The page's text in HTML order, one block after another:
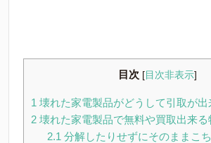
目次 [ 目次非表示]
1 壊れた家電製品がどうして引取が出
2 壊れた家電製品で無料や買取出来る
2.1 分解したりせずにそのままこ